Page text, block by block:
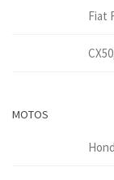
Fiat
MOTOS